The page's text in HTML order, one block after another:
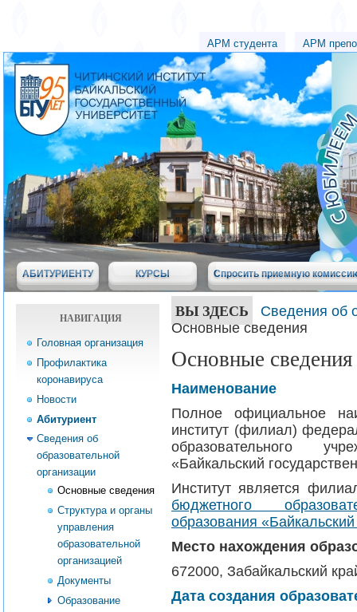
АРМ студента АРМ
АБИТУРИЕНТУ КУРСЫ Спросить приемную
НАВИГАЦИЯ
Головная организация
Профилактика
коронавируса
Новости
Абитуриент
Сведения об
образовательной
организации
Основные сведения
Структура и органы
управления
образовательной
организацией
Документы
Образование
ВЫ ЗДЕСЬ
Сведения об
Основные сведения
Основные сведения
Наименование
Полное официальное
институт (филиал)
образовательного
«Байкальский
Институт является
бюджетного
образования
Место нахождения
672000, Забайкальский
Дата создания